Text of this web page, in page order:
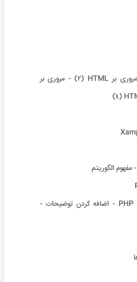
مروری بر HTML (١) - مروری بر HTML (٢) - مروری بر
الگوریتم
قالب کلی اسکریپت های PHP - اضافه کردن توضیحات -